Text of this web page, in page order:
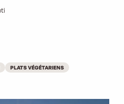
PLATS VÉGÉTARIENS